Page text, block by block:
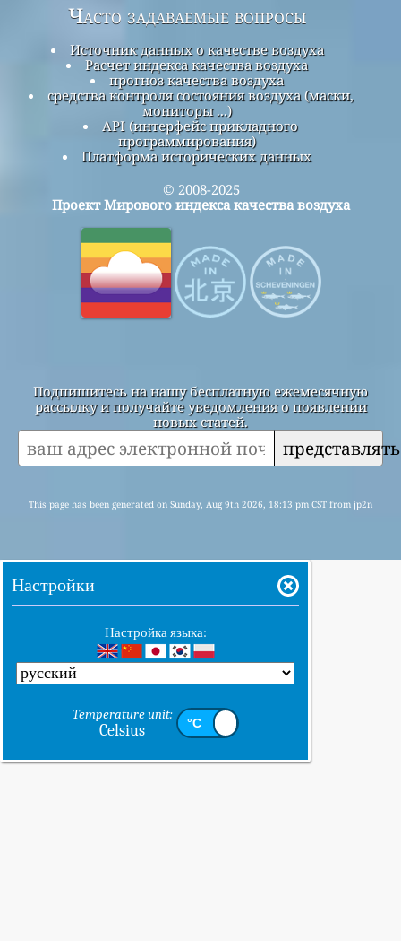
Часто задаваемые вопросы
Источник данных о качестве воздуха
Расчет индекса качества воздуха
прогноз качества воздуха
средства контроля состояния воздуха (маски,
мониторы ...)
API (интерфейс прикладного
программирования)
Платформа исторических данных
© 2008-2025
Проект Мирового индекса качества воздуха
Подпишитесь на нашу бесплатную ежемесячную
рассылку и получайте уведомления о появлении
новых статей.
This page has been generated on Sunday, Aug 9th 2026, 18:13 pm CST from jp2n
Настройки
Настройка языка:
Temperature unit:
Celsius